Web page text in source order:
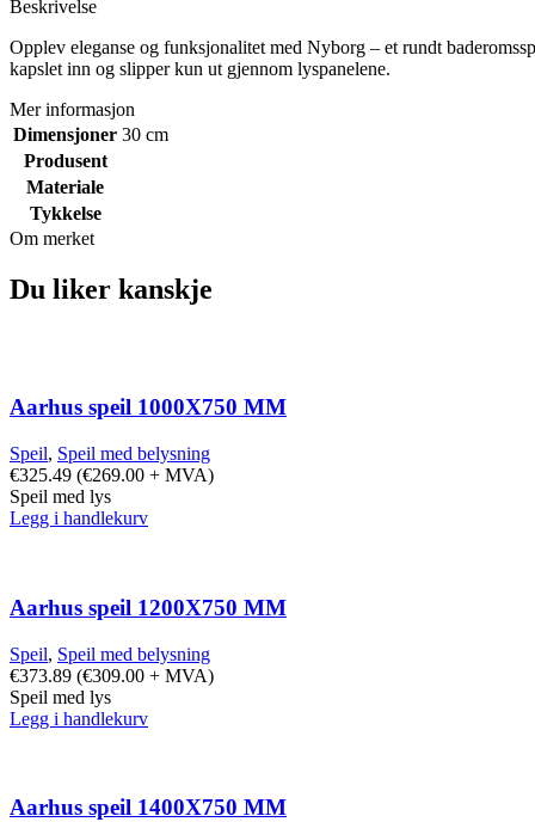
Beskrivelse
Opplev eleganse og funksjonalitet med Nyborg – et rundt
kapslet inn og slipper kun ut gjennom lyspanelene.
Mer informasjon
Dimensjoner 30 cm
Produsent
Materiale
Tykkelse
Om merket
Du liker kanskje
Aarhus speil 1000X750 MM
Speil, Speil med belysning
€325.49 (€269.00 + MVA)
Speil med lys
Legg i handlekurv
Aarhus speil 1200X750 MM
Speil, Speil med belysning
€373.89 (€309.00 + MVA)
Speil med lys
Legg i handlekurv
Aarhus speil 1400X750 MM